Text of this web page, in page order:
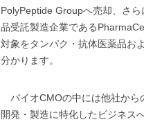
PolyPeptide Groupへ売却、さ
品受託製造企業である
対象をタンパク・抗体医薬品お
分かります。
バイオCMOの中には他社から
開発・製造に特化したビジネス